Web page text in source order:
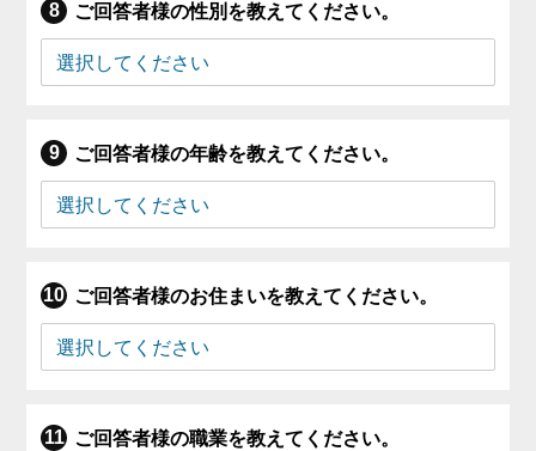
ご回答者様の性別を教えてください。
ご回答者様の年齢を教えてください。
ご回答者様のお住まいを教えてください。
ご回答者様の職業を教えてください。